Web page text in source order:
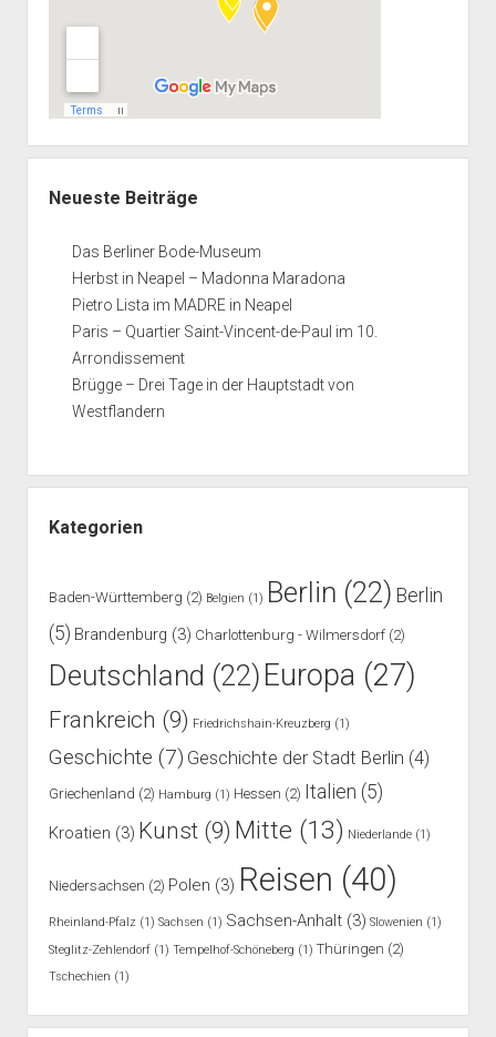
Neueste Beiträge
Das Berliner Bode-Museum
Herbst in Neapel – Madonna Maradona
Pietro Lista im MADRE in Neapel
Paris – Quartier Saint-Vincent-de-Paul im 10.
Arrondissement
Brügge – Drei Tage in der Hauptstadt von
Westflandern
Kategorien
Baden-Württemberg (2) Belgien (1) Berlin (22) Berlin
(5) Brandenburg (3) Charlottenburg - Wilmersdorf(2)
Deutschland (22) Europa (27)
Frankreich (9) Friedrichshain-Kreuzberg (1)
Geschichte (7) Geschichte der Stadt Berlin (4)
Griechenland (2) Hamburg (1) Hessen (2) Italien (5)
Kroatien (3) Kunst(9) Mitte (13) Niederlande(1)
Niedersachsen (2) Polen (3) Reisen (40)
Rheinland-Pfalz(1) Sachsen (1) Sachsen-Anhalt(3) Slowenien (1)
Steglitz-Zehlendorf(1) Tempelhof-Schöneberg (1) Thüringen (2)
Tschechien (1)